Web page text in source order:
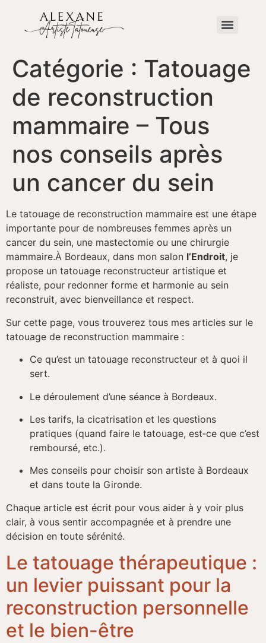
Catégorie : Tatouage
de reconstruction
mammaire – Tous
nos conseils après
un cancer du sein
Le tatouage de reconstruction mammaire est une étape
importante pour de nombreuses femmes après un
cancer du sein, une mastectomie ou une chirurgie
mammaire.À Bordeaux, dans mon salon l’Endroit, je
propose un tatouage reconstructeur artistique et
réaliste, pour redonner forme et harmonie au sein
reconstruit, avec bienveillance et respect.
Sur cette page, vous trouverez tous mes articles sur le
tatouage de reconstruction mammaire :
Ce qu’est un tatouage reconstructeur et à quoi il
sert.
Le déroulement d’une séance à Bordeaux.
Les tarifs, la cicatrisation et les questions
pratiques (quand faire le tatouage, est‑ce que c’est
remboursé, etc.).
Mes conseils pour choisir son artiste à Bordeaux
et dans toute la Gironde.
Chaque article est écrit pour vous aider à y voir plus
clair, à vous sentir accompagnée et à prendre une
décision en toute sérénité.
Le tatouage thérapeutique :
un levier puissant pour la
reconstruction personnelle
et le bien-être